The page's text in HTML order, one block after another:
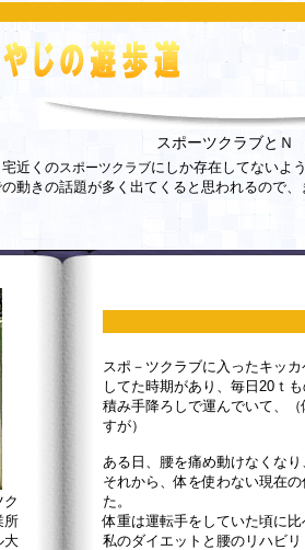
スポーツクラブとＮ
近くのスポーツクラブにしか存在してないよ
動きの話題が多く出てくると思われるので
所
大
スポ－ツクラブに入ったキッ
してた時期があり、毎日20ｔ
積み手降ろしで運んでいて、
すが）
ある日、腰を痛め動けなくな
それから、体を使わない現在
た。
体重は運転手をしていた頃に
私のダイエットと腰のリハビ